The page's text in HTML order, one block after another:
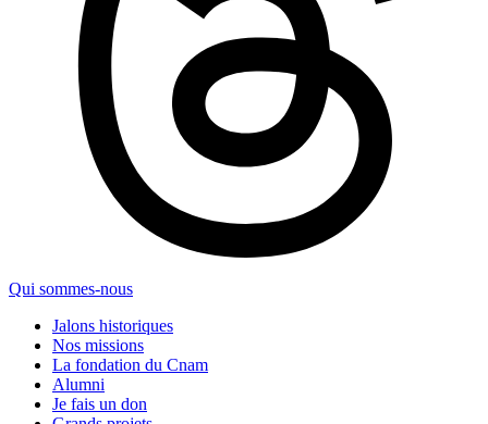
Qui sommes-nous
Jalons historiques
Nos missions
La fondation du Cnam
Alumni
Je fais un don